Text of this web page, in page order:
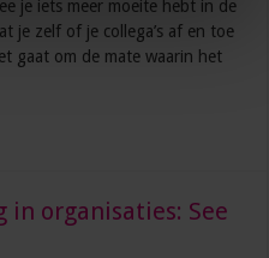
je iets meer moeite hebt in de
je zelf of je collega’s af en toe
gaat om de mate waarin het
in organisaties: See